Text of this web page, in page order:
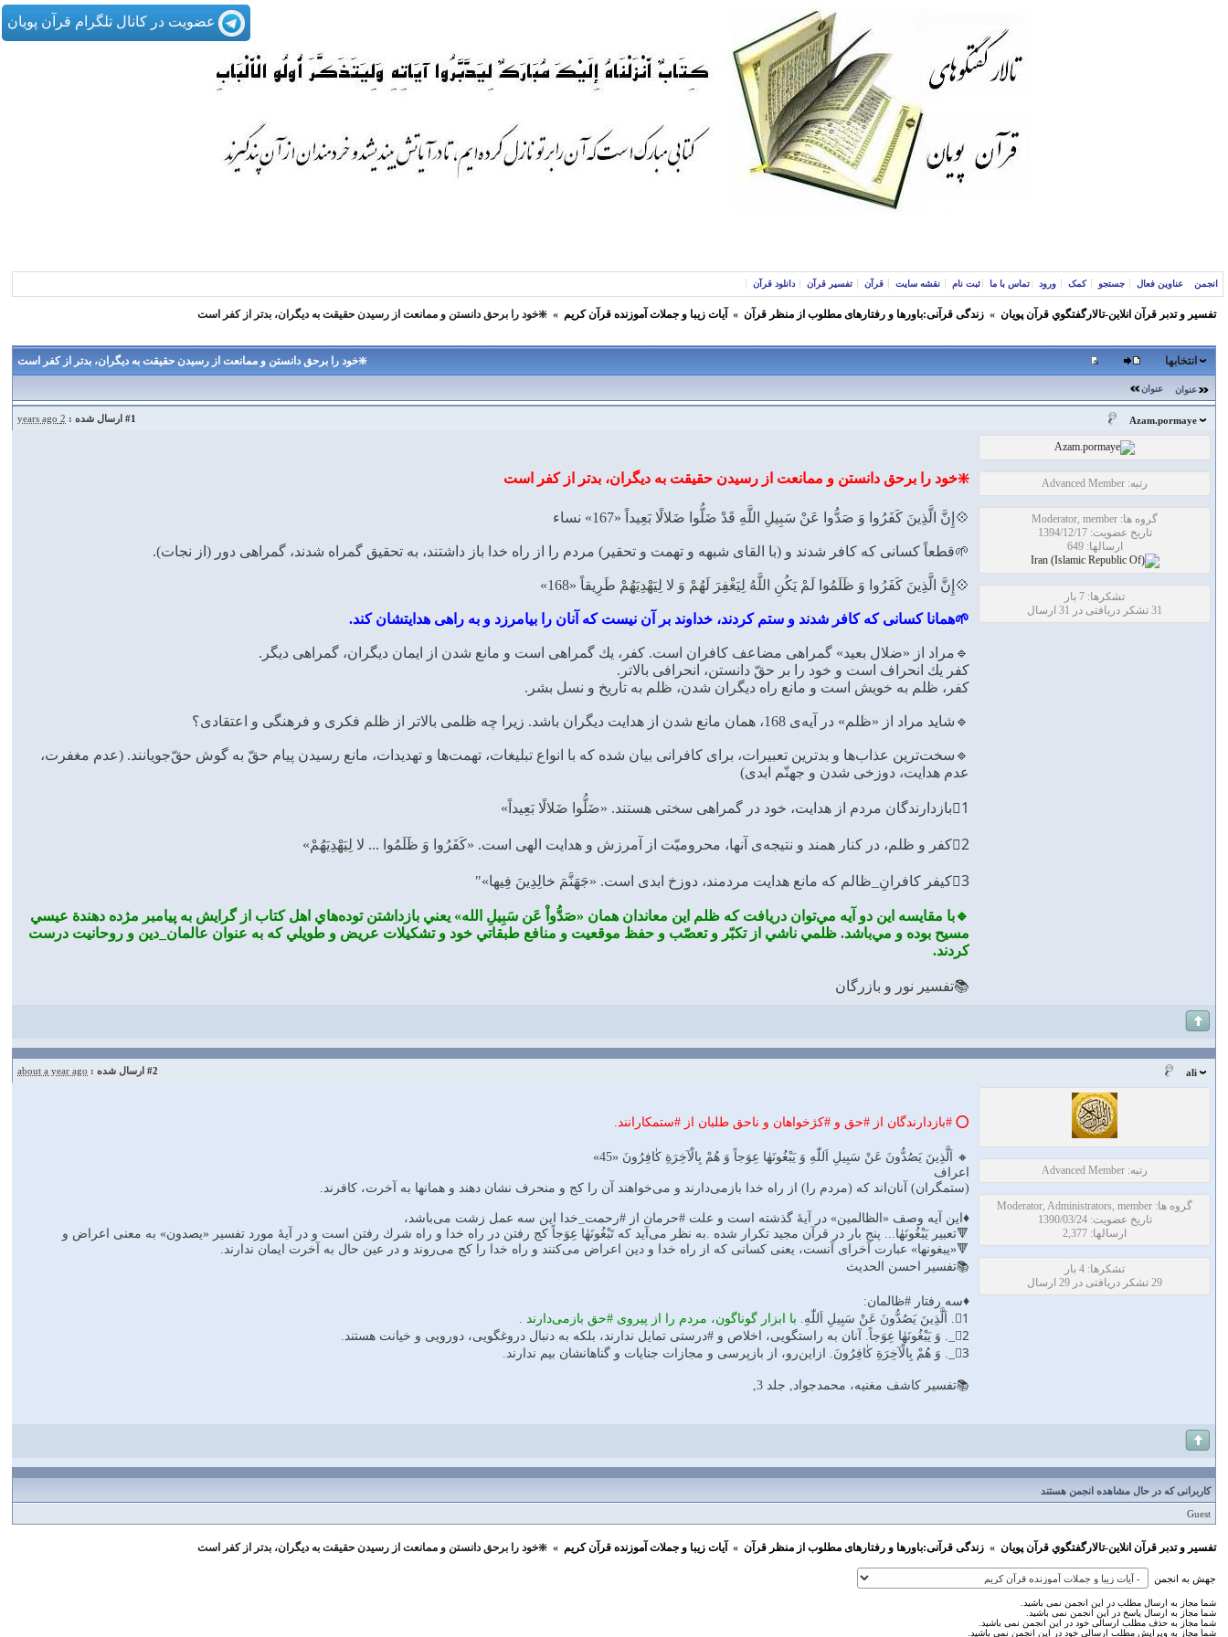
عضویت در کانال تلگرام قرآن پویان
انجمن عناوین فعال جستجو کمک ورود تماس با ما ثبت نام نقشه سایت قرآن تفسیر قرآن دانلود قرآن
تفسير و‌ تدبر قرآن انلاين-تالارگفتگوي قرآن پویان » زندگی قرآنی:باورها و رفتارهای مطلوب از منظر قرآن » آيات زیبا و جملات آموزنده قرآن كريم » ❇️خود را برحق دانستن و ممانعت از رسيدن حقيقت به ديگران، بدتر از كفر است
❇️خود را برحق دانستن و ممانعت از رسيدن حقيقت به ديگران، بدتر از كفر است انتخابها
عنوان عنوان
Azam.pormaye
#1 ارسال شده : 2 years ago
رتبه: Advanced Member
گروه ها: Moderator, member
تاریخ عضویت: 1394/12/17
ارسالها: 649
تشکرها: 7 بار
31 تشکر دریافتی در 31 ارسال
❇️خود را برحق دانستن و ممانعت از رسيدن حقيقت به ديگران، بدتر از كفر است
💠إِنَّ الَّذِينَ كَفَرُوا وَ صَدُّوا عَنْ سَبِيلِ اللَّهِ قَدْ ضَلُّوا ضَلالًا بَعِيداً «167» نساء
🌱قطعاً كسانى كه كافر شدند و (با القاى شبهه و تهمت و تحقير) مردم را از راه خدا باز داشتند، به تحقيق گمراه شدند، گمراهى دور (از نجات).
💠إِنَّ الَّذِينَ كَفَرُوا وَ ظَلَمُوا لَمْ يَكُنِ اللَّهُ لِيَغْفِرَ لَهُمْ وَ لا لِيَهْدِيَهُمْ طَرِيقاً «168»
🌱همانا كسانى كه كافر شدند و ستم كردند، خداوند بر آن نيست كه آنان را بيامرزد و به راهى هدايتشان كند.
🔹مراد از «ضلال بعيد» گمراهى مضاعف كافران است. كفر، يك گمراهى است و مانع شدن از ايمان ديگران، گمراهى ديگر.
كفر يك انحراف است و خود را بر حقّ دانستن، انحرافى بالاتر.
كفر، ظلم به خويش است و مانع راه ديگران شدن، ظلم به تاريخ و نسل بشر.
🔹شايد مراد از «ظلم» در آيه‌ى 168، همان مانع شدن از هدايت ديگران باشد. زيرا چه ظلمى بالاتر از ظلم فكرى و فرهنگى و اعتقادى؟
🔹سخت‌ترين عذاب‌ها و بدترين تعبيرات، براى كافرانى بيان شده كه با انواع تبليغات، تهمت‌ها و تهديدات، مانع رسيدن پيام حقّ به گوش حقّ‌جويانند. (عدم مغفرت،
عدم هدايت، دوزخى شدن و جهنّم ابدى)
1⃣بازدارندگان مردم از هدايت، خود در گمراهى سختى هستند. «ضَلُّوا ضَلالًا بَعِيداً»
2⃣كفر و ظلم، در كنار همند و نتيجه‌ى آنها، محروميّت از آمرزش و هدايت الهى است. «كَفَرُوا وَ ظَلَمُوا ... لا لِيَهْدِيَهُمْ»
3⃣كيفر كافرانِ_ظالم كه مانع هدايت مردمند، دوزخ ابدى است. «جَهَنَّمَ خالِدِينَ فِيها»"
🔹با مقايسه اين دو آيه مي‌توان دريافت كه ظلم اين معاندان همان «صَدُّواْ عَن سَبِيلِ الله» يعني بازداشتن توده‌هاي اهل كتاب از گرايش به پيامبر مژده دهندة عيسي
مسيح بوده و مي‌باشد. ظلمي ناشي از تكبّر و تعصّب و حفظ موقعيت و منافع طبقاتي خود و تشكيلات عريض و طويلي كه به عنوان عالمان_دين و روحانيت درست
كردند.
📚تفسير نور و بازرگان
ali
#2 ارسال شده : about a year ago
رتبه: Advanced Member
گروه ها: Moderator, Administrators, member
تاریخ عضویت: 1390/03/24
ارسالها: 2,377
تشکرها: 4 بار
29 تشکر دریافتی در 29 ارسال
⭕️ #بازدارندگان از #حق و #کژخواهان و ناحق طلبان از #ستمکارانند.
🔸 اَلَّذِينَ يَصُدُّونَ عَنْ سَبِيلِ اَللّٰهِ وَ يَبْغُونَهٰا عِوَجاً وَ هُمْ بِالْآخِرَةِ كٰافِرُونَ «45»
اعراف
(ستمگران) آنان‌اند كه (مردم را) از راه خدا بازمى‌دارند و مى‌خواهند آن را كج و منحرف نشان دهند و همانها به آخرت، كافرند.
♦اين آيه وصف «الظالمين» در آيۀ گذشته است و علت #حرمان از #رحمت_خدا اين سه عمل زشت مى‌باشد،
🔻تعبير يَبْغُونَهٰا... پنج بار در قرآن مجيد تكرار شده .به نظر مى‌آيد كه تَبْغُونَهٰا عِوَجاً كج رفتن در راه خدا و راه شرك رفتن است و در آيۀ مورد تفسير «يصدون» به معنى اعراض و
🔻«يبغونها» عبارت آخراى آنست، يعنى كسانى كه از راه خدا و دين اعراض مى‌كنند و راه خدا را كج مى‌روند و در عين حال به آخرت ايمان ندارند.
📚تفسیر احسن الحدیث
♦سه رفتار #ظالمان:
1⃣. اَلَّذِينَ يَصُدُّونَ عَنْ سَبِيلِ اَللّٰهِ‌.
با ابزار گوناگون، مردم را از پيروى #حق بازمى‌دارند .
2⃣_. وَ يَبْغُونَهٰا عِوَجاً. آنان به راستگويى، اخلاص و #درستى تمايل ندارند، بلكه به دنبال دروغگويى، دورويى و خيانت هستند.
3⃣_. وَ هُمْ بِالْآخِرَةِ كٰافِرُونَ‌. ازاين‌رو، از بازپرسى و مجازات جنايات و گناهانشان بيم ندارند.
📚تفسير کاشف مغنیه، محمدجواد, جلد 3,
کاربرانی که در حال مشاهده انجمن هستند
Guest
تفسير و‌ تدبر قرآن انلاين-تالارگفتگوي قرآن پویان » زندگی قرآنی:باورها و رفتارهای مطلوب از منظر قرآن » آيات زیبا و جملات آموزنده قرآن كريم » ❇️خود را برحق دانستن و ممانعت از رسيدن حقيقت به ديگران، بدتر از كفر است
جهش به انجمن
شما مجاز به ارسال مطلب در این انجمن نمی باشید.
شما مجاز به ارسال پاسخ در این انجمن نمی باشید.
شما مجاز به حذف مطلب ارسالی خود در این انجمن نمی باشید.
شما مجاز به ویرایش مطلب ارسالی خود در این انجمن نمی باشید.